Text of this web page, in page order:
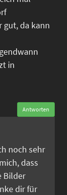
gut, da kann
in
Antworten
noch sehr
dass
Bilder
dir für